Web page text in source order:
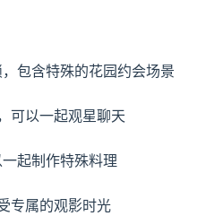
包含特殊的花园约会场景
可以一起观星聊天
起制作特殊料理
专属的观影时光